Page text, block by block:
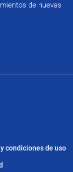
de nuevas
condiciones de uso